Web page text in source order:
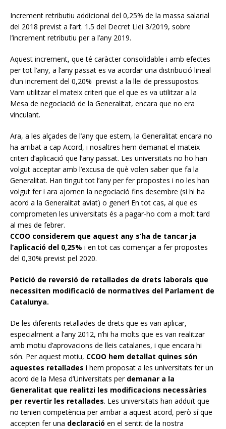
Increment retributiu addicional del 0,25% de la massa salarial
del 2018 previst a l’art. 1.5 del Decret Llei 3/2019, sobre
l’increment retributiu per a l’any 2019.
Aquest increment, que té caràcter consolidable i amb efectes
per tot l’any, a l’any passat es va acordar una distribució lineal
d’un increment del 0,20% previst a la llei de pressupostos.
Vam utilitzar el mateix criteri que el que es va utilitzar a la
Mesa de negociació de la Generalitat, encara que no era
vinculant.
Ara, a les alçades de l’any que estem, la Generalitat encara no
ha arribat a cap Acord, i nosaltres hem demanat el mateix
criteri d’aplicació que l’any passat. Les universitats no ho han
volgut acceptar amb l’excusa de què volen saber que fa la
Generalitat. Han tingut tot l’any per fer propostes i no les han
volgut fer i ara ajornen la negociació fins desembre (si hi ha
acord a la Generalitat aviat) o gener! En tot cas, al que es
comprometen les universitats és a pagar-ho com a molt tard
al mes de febrer.
CCOO considerem que aquest any s’ha de tancar ja
l’aplicació del 0,25% i en tot cas començar a fer propostes
del 0,30% previst pel 2020.
Petició de reversió de retallades de drets laborals que
necessiten modificació de normatives del Parlament de
Catalunya.
De les diferents retallades de drets que es van aplicar,
especialment a l’any 2012, n’hi ha molts que es van realitzar
amb motiu d’aprovacions de lleis catalanes, i que encara hi
són. Per aquest motiu, CCOO hem detallat quines són
aquestes retallades i hem proposat a les universitats fer un
acord de la Mesa d’Universitats per demanar a la
Generalitat que realitzi les modificacions necessàries
per revertir les retallades. Les universitats han adduït que
no tenien competència per arribar a aquest acord, però sí que
accepten fer una declaració en el sentit de la nostra